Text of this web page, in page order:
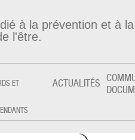
à la prévention et à
l'être.
ET ACTUALITÉS